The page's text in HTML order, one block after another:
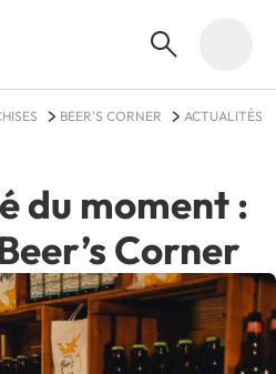
BEER'S CORNER ACTUALITÉS
du moment :
Corner